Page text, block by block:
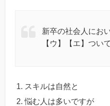
新卒の社会人にお
【ウ】【エ】つい
スキルは自然と
悩む人は多いですが